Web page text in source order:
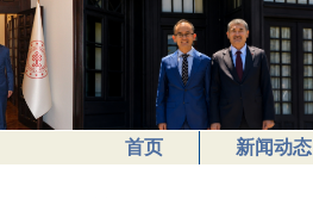
首页 新闻动态